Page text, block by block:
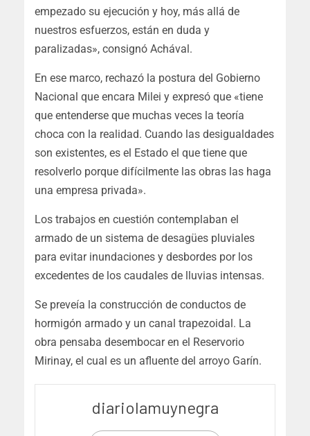
empezado su ejecución y hoy, más allá de
nuestros esfuerzos, están en duda y
paralizadas», consignó Achával.
En ese marco, rechazó la postura del Gobierno
Nacional que encara Milei y expresó que «tiene
que entenderse que muchas veces la teoría
choca con la realidad. Cuando las desigualdades
son existentes, es el Estado el que tiene que
resolverlo porque difícilmente las obras las haga
una empresa privada».
Los trabajos en cuestión contemplaban el
armado de un sistema de desagües pluviales
para evitar inundaciones y desbordes por los
excedentes de los caudales de lluvias intensas.
Se preveía la construcción de conductos de
hormigón armado y un canal trapezoidal. La
obra pensaba desembocar en el Reservorio
Mirinay, el cual es un afluente del arroyo Garín.
diariolamuynegra